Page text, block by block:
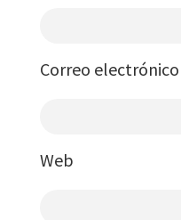
Correo electrónico
Web